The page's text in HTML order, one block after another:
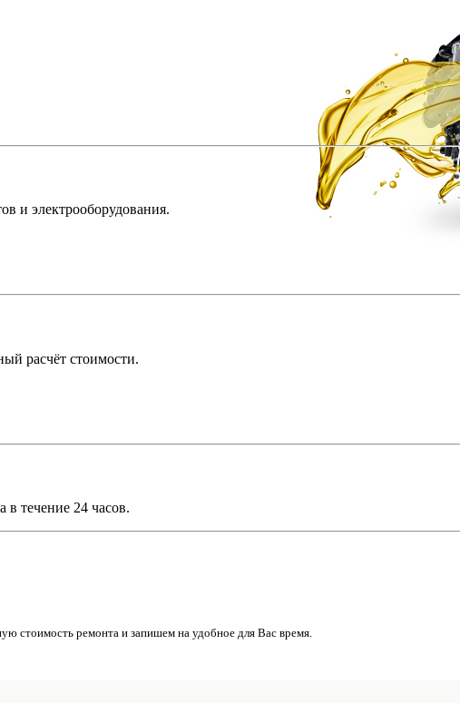
и электрооборудования.
расчёт стоимости.
в течение 24 часов.
стоимость ремонта и запишем на удобное для Вас время.